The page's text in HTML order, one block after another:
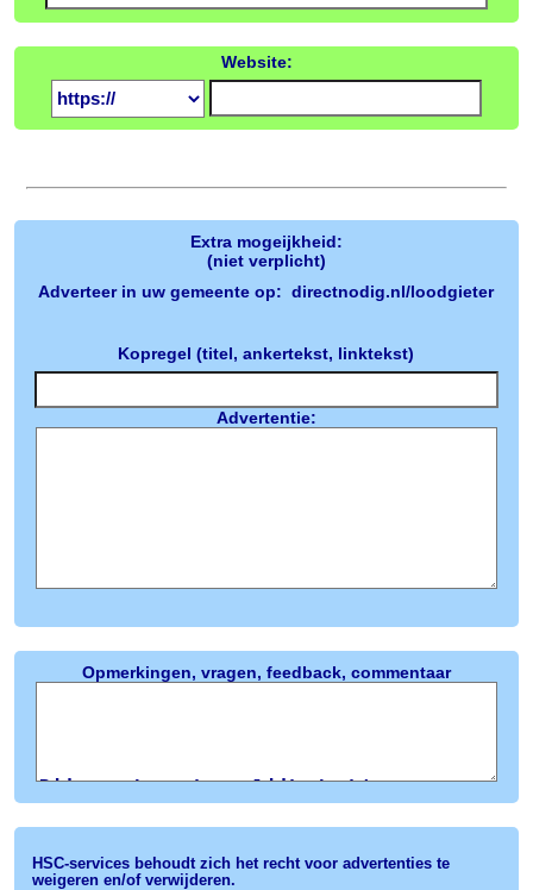
Website:
Extra mogeijkheid:
(niet verplicht)
Adverteer in uw gemeente op: directnodig.nl/loodgieter
Kopregel (titel, ankertekst, linktekst)
Advertentie:
Opmerkingen, vragen, feedback, commentaar
HSC-services behoudt zich het recht voor advertenties te
weigeren en/of verwijderen.